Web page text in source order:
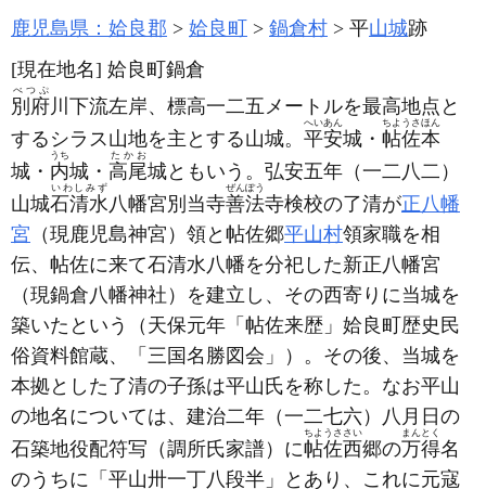
鹿児島県：姶良郡 姶良町 鍋倉村 平山城跡
[現在地名] 姶良町鍋倉
別府
べつぷ
川下流左岸、標高一二五メートルを最高地点と
するシラス山地を主とする山城。 平安
へいあん
城・ 帖佐本
ちようさほん
城・ 内
うち
城・ 高尾
たかお
城ともいう。弘安五年 （一二八二）
山城石清水
いわしみず
八幡宮別当寺善法
ぜんぽう
寺検校の了清が正八幡
宮 （現鹿児島神宮） 領と帖佐郷平山村領家職を相
伝、帖佐に来て石清水八幡を分祀した新正八幡宮
（現鍋倉八幡神社） を建立し、その西寄りに当城を
築いたという
（天保元年「帖佐来歴」姶良町歴史民
俗資料館蔵、「三国名勝図会」） 。その後、当城を
本拠とした了清の子孫は平山氏を称した。なお平山
の地名については、建治二年 （一二七六） 八月日の
石築地役配符写 （調所氏家譜） に帖佐西
ちようささい
郷の万得
まんとく
名
のうちに「平山卅一丁八段半」とあり、これに元寇